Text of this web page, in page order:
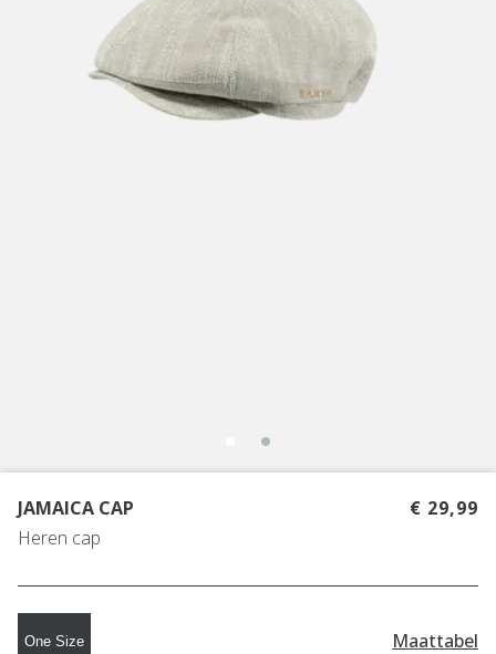
JAMAICA CAP
Heren cap
€ 29,99
One Size Maattabel